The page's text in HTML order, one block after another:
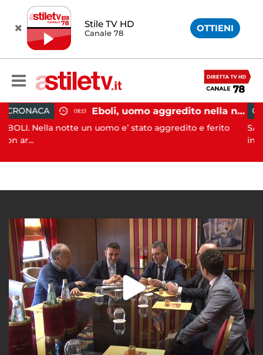
Stile TV HD
Canale 78 OTTIENI
08:13 Eboli, uomo aggredito nella notte: indagini in corso
notte un uomo e’ stato aggredito e ferito
CRONACA
SALERNO.